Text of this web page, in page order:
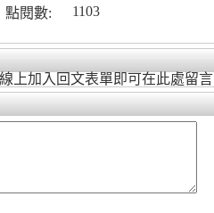
點閱數: 1103
上加入回文表單即可在此處留言